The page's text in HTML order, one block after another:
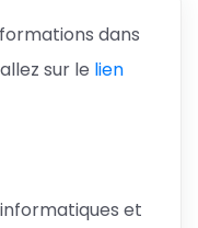
dans
sur le lien
et